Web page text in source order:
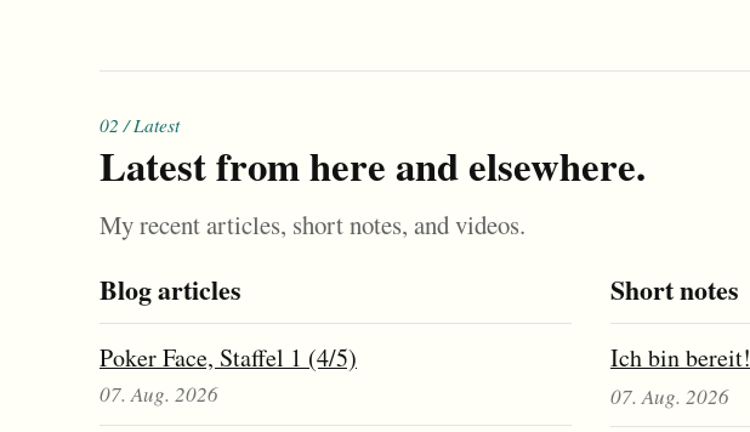
02 / Latest
Latest from here and elsewhere.
My recent articles, short notes, and videos.
Blog articles
Poker Face, Staffel 1 (4/5)
07. Aug. 2026
Short notes
Ich bin bereit!
07. Aug. 2026